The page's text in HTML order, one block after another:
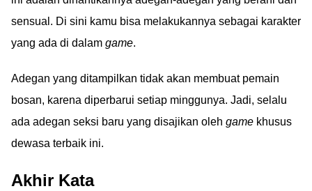
sensual. Di sini kamu bisa melakukannya sebagai karakter
yang ada di dalam game.
Adegan yang ditampilkan tidak akan membuat pemain
bosan, karena diperbarui setiap minggunya. Jadi, selalu
ada adegan seksi baru yang disajikan oleh game khusus
dewasa terbaik ini.
Akhir Kata